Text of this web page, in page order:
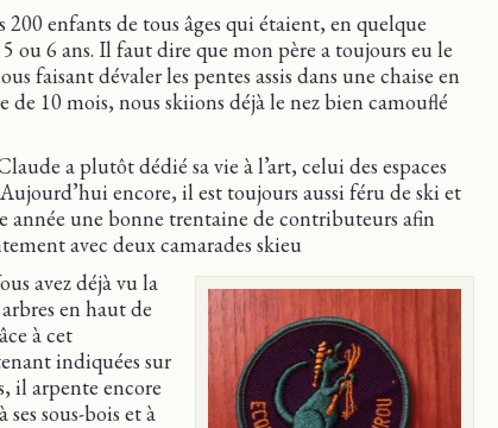
enfants de tous âges qui étaient, en quelque
ou 6 ans. Il faut dire que mon père a toujours eu le
faisant dévaler les pentes assis dans une chaise en
de 10 mois, nous skiions déjà le nez bien camouflé
a plutôt dédié sa vie à l’art, celui des espaces
encore, il est toujours aussi féru de ski et
année une bonne trentaine de contributeurs afin
avec deux camarades skieu
avez déjà vu la
en haut de
à cet
indiquées sur
il arpente encore
sous-bois et à